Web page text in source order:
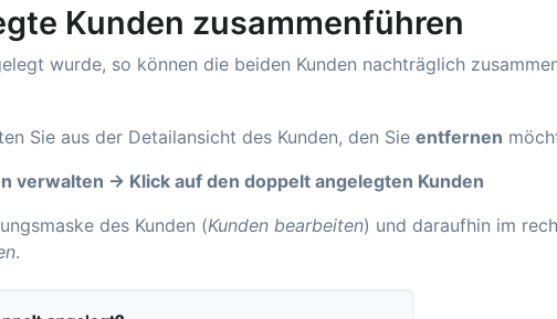
Kunden zusammenführen
wurde, so können die beiden Kunden nachträglich
Sie aus der Detailansicht des Kunden, den Sie entfernen
verwalten → Klick auf den doppelt angelegten Kunden
des Kunden (Kunden bearbeiten) und daraufhin im
.